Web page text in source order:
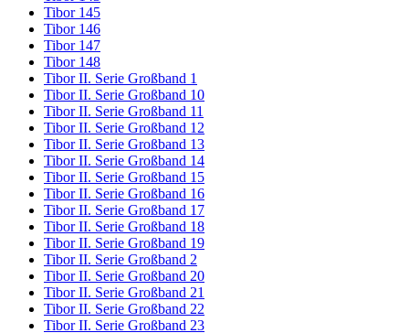
Tibor 145
Tibor 146
Tibor 147
Tibor 148
Tibor II. Serie Großband 1
Tibor II. Serie Großband 10
Tibor II. Serie Großband 11
Tibor II. Serie Großband 12
Tibor II. Serie Großband 13
Tibor II. Serie Großband 14
Tibor II. Serie Großband 15
Tibor II. Serie Großband 16
Tibor II. Serie Großband 17
Tibor II. Serie Großband 18
Tibor II. Serie Großband 19
Tibor II. Serie Großband 2
Tibor II. Serie Großband 20
Tibor II. Serie Großband 21
Tibor II. Serie Großband 22
Tibor II. Serie Großband 23